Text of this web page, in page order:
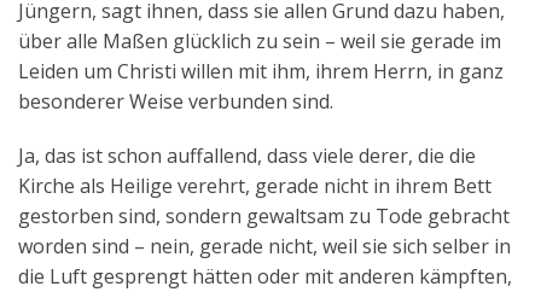
Jüngern, sagt ihnen, dass sie allen Grund dazu haben,
über alle Maßen glücklich zu sein – weil sie gerade im
Leiden um Christi willen mit ihm, ihrem Herrn, in ganz
besonderer Weise verbunden sind.
Ja, das ist schon auffallend, dass viele derer, die die
Kirche als Heilige verehrt, gerade nicht in ihrem Bett
gestorben sind, sondern gewaltsam zu Tode gebracht
worden sind – nein, gerade nicht, weil sie sich selber in
die Luft gesprengt hätten oder mit anderen kämpften,